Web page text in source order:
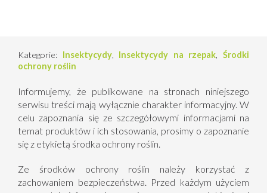
Kategorie: Insektycydy, Insektycydy na rzepak ,Środki
ochrony roślin
Informujemy, że publikowane na stronach niniejszego
serwisu treści mają wyłącznie charakter informacyjny. W
celu zapoznania się ze szczegółowymi informacjami na
temat produktów i ich stosowania, prosimy o zapoznanie
się z etykietą środka ochrony roślin.
Ze środków ochrony roślin należy korzystać z
zachowaniem bezpieczeństwa. Przed każdym użyciem